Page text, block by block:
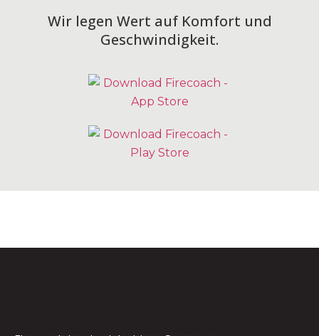
Wir legen Wert auf Komfort und
Geschwindigkeit.